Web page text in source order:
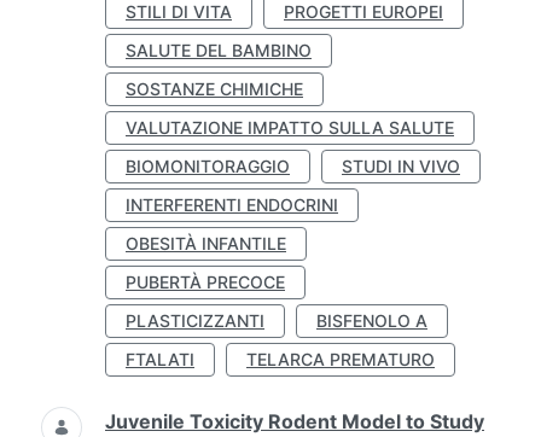
STILI DI VITA
PROGETTI EUROPEI
SALUTE DEL BAMBINO
SOSTANZE CHIMICHE
VALUTAZIONE IMPATTO SULLA SALUTE
BIOMONITORAGGIO
STUDI IN VIVO
INTERFERENTI ENDOCRINI
OBESITÀ INFANTILE
PUBERTÀ PRECOCE
PLASTICIZZANTI
BISFENOLO A
FTALATI
TELARCA PREMATURO
Juvenile Toxicity Rodent Model to Study